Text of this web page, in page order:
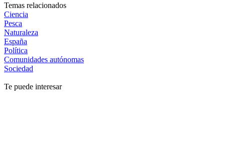
Temas relacionados
Ciencia
Pesca
Naturaleza
España
Política
Comunidades autónomas
Sociedad
Te puede interesar